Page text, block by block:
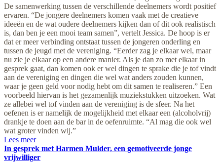
De samenwerking tussen de verschillende deelnemers wordt positief
ervaren. “De jongere deelnemers komen vaak met de creatieve
ideeën en de wat oudere deelnemers kijken dan of dit ook realistisch
is, dan ben je een mooi team samen”, vertelt Jessica. De hoop is er
dat er meer verbinding ontstaat tussen de jongeren onderling en
tussen de jeugd met de vereniging. “Eerder zag je elkaar wel, maar
nu zie je elkaar op een andere manier. Als je dan zo met elkaar in
gesprek gaat, dan komen ook er wel dingen te sprake die je tof vindt
aan de vereniging en dingen die wel wat anders zouden kunnen,
waar je geen geld voor nodig hebt om dit samen te realiseren.” Een
voorbeeld hiervan is het gezamenlijk muziekstukken uitzoeken. Wat
ze allebei wel tof vinden aan de vereniging is de sfeer. Na het
oefenen is er namelijk de mogelijkheid met elkaar een (alcoholvrij)
drankje te doen aan de bar in de oefenruimte. “Al mag die ook wel
wat groter vinden wij.”
Lees meer
In gesprek met Harmen Mulder, een gemotiveerde jonge
vrijwilliger